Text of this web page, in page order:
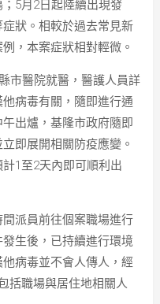
5月2日起陸續出現發
狀。相較於過去常見新
，本案症狀相對輕微。
市醫院就醫，醫護人員詳
病毒有關，隨即進行通
出爐，基隆市政府隨即
即展開相關防疫應變。
1至2天內即可順利出
派員前往個案職場進行
生後，已持續進行環境
病毒並不會人傳人，經
括職場與居住地相關人